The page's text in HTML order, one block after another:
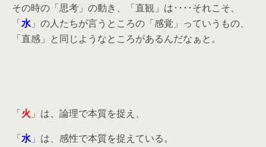
その時の「思考」の動き、「直観」は････それこそ、
「水」の人たちが言うところの「感覚」っていうもの、
「直感」と同じようなところがあるんだなぁと。
「火 」は、論理で本質を捉え、
「水」は、感性で本質を捉えている。